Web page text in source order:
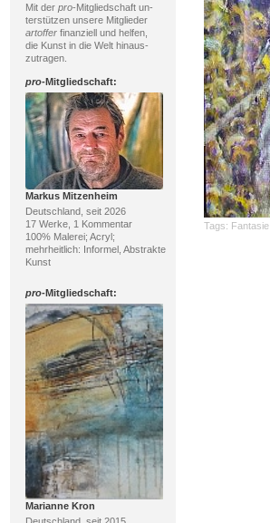
Mit der pro-Mitgliedschaft un-
terstützen unsere Mitglieder
artofferfinanziell und helfen,
die Kunst in die Welt hinaus-
zutragen.
pro-Mitgliedschaft:
Markus Mitzenheim
Deutschland, seit 2026
17 Werke, 1 Kommentar
100% Malerei; Acryl;
mehrheitlich: Informel, Abstrakte
Kunst
pro-Mitgliedschaft:
Marianne Kron
Tags: Fantasie